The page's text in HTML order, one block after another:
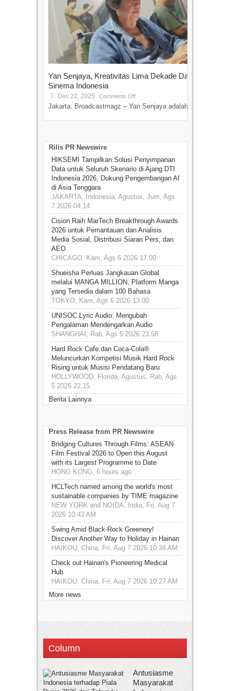
Yan Senjaya, Kreativitas Lima Dekade Dalam
Sinema Indonesia
Dec 22, 2025 Comments Off
Jakarta, Broadcastmagz – Yan Senjaya adalah...
Rilis PR Newswire
HIKSEMI Tampilkan Solusi Penyimpanan
Data untuk Seluruh Skenario di Ajang DTI
Indonesia 2026, Dukung Pengembangan AI
di Asia Tenggara
JAKARTA, Indonesia, Agustus, Jum, Ags
7 2026 04.14
Cision Raih MarTech Breakthrough Awards
2026 untuk Pemantauan dan Analisis
Media Sosial, Distribusi Siaran Pers, dan
AEO
CHICAGO, Kam, Ags 6 2026 17.00
Shueisha Perluas Jangkauan Global
melalui MANGA MILLION, Platform Manga
yang Tersedia dalam 100 Bahasa
TOKYO, Kam, Ags 6 2026 13.00
UNISOC Lyric Audio: Mengubah
Pengalaman Mendengarkan Audio
SHANGHAI, Rab, Ags 5 2026 23.58
Hard Rock Cafe dan Coca-Cola®
Meluncurkan Kompetisi Musik Hard Rock
Rising untuk Musisi Pendatang Baru
HOLLYWOOD, Florida, Agustus, Rab, Ags
5 2026 22.15
Berita Lainnya
Press Release from PR Newswire
Bridging Cultures Through Films: ASEAN
Film Festival 2026 to Open this August
with its Largest Programme to Date
HONG KONG, 6 hours ago
HCLTech named among the world's most
sustainable companies by TIME magazine
NEW YORK and NOIDA, India, Fri, Aug 7
2026 10:43 AM
Swing Amid Black‑Rock Greenery!
Discover Another Way to Holiday in Hainan
HAIKOU, China, Fri, Aug 7 2026 10:34 AM
Check out Hainan's Pioneering Medical
Hub
HAIKOU, China, Fri, Aug 7 2026 10:27 AM
More news
Column
Antusiasme
Masyarakat